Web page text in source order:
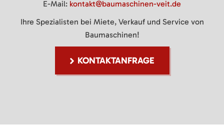
E-Mail: kontakt@baumaschinen-veit.de
Ihre Spezialisten bei Miete, Verkauf und Service von
Baumaschinen!
KONTAKTANFRAGE